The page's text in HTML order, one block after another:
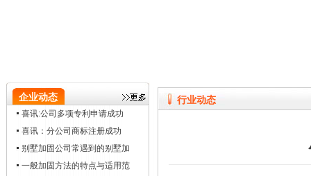
企业动态
喜讯:公司多项专利申请成功
喜讯：分公司商标注册成功
别墅加固公司常遇到的别墅加
一般加固方法的特点与适用范
行业动态